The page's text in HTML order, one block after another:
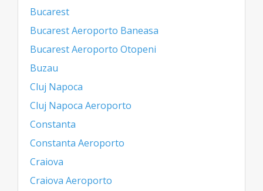
Bucarest
Bucarest Aeroporto Baneasa
Bucarest Aeroporto Otopeni
Buzau
Cluj Napoca
Cluj Napoca Aeroporto
Constanta
Constanta Aeroporto
Craiova
Craiova Aeroporto